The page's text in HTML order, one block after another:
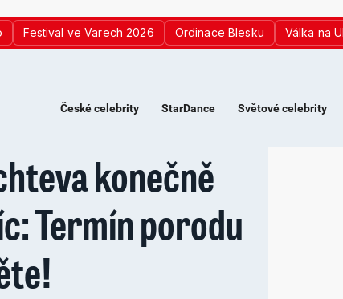
Festival ve Varech 2026 Ordinace Blesku Válka na
České celebrity StarDance Světové celebrity
konečně
Termín porodu